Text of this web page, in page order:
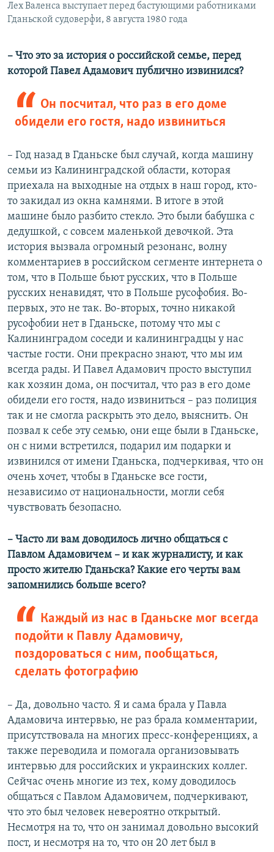
Лех Валенса выступает перед бастующими работниками
Гданьской судоверфи, 8 августа 1980 года
– Что это за история о российской семье, перед
которой Павел Адамович публично извинился?
Он посчитал, что раз в его доме
обидели его гостя, надо извиниться
– Год назад в Гданьске был случай, когда машину
семьи из Калининградской области, которая
приехала на выходные на отдых в наш город, кто-
то закидал из окна камнями. В итоге в этой
машине было разбито стекло. Это были бабушка с
дедушкой, с совсем маленькой девочкой. Эта
история вызвала огромный резонанс, волну
комментариев в российском сегменте интернета о
том, что в Польше бьют русских, что в Польше
русских ненавидят, что в Польше русофобия. Во-
первых, это не так. Во-вторых, точно никакой
русофобии нет в Гданьске, потому что мы с
Калининградом соседи и калининградцы у нас
частые гости. Они прекрасно знают, что мы им
всегда рады. И Павел Адамович просто выступил
как хозяин дома, он посчитал, что раз в его доме
обидели его гостя, надо извиниться – раз полиция
так и не смогла раскрыть это дело, выяснить. Он
позвал к себе эту семью, они еще были в Гданьске,
он с ними встретился, подарил им подарки и
извинился от имени Гданьска, подчеркивая, что он
очень хочет, чтобы в Гданьске все гости,
независимо от национальности, могли себя
чувствовать безопасно.
– Часто ли вам доводилось лично общаться с
Павлом Адамовичем – и как журналисту, и как
просто жителю Гданьска? Какие его черты вам
запомнились больше всего?
Каждый из нас в Гданьске мог всегда
подойти к Павлу Адамовичу,
поздороваться с ним, пообщаться,
сделать фотографию
– Да, довольно часто. Я и сама брала у Павла
Адамовича интервью, не раз брала комментарии,
присутствовала на многих пресс-конференциях, а
также переводила и помогала организовывать
интервью для российских и украинских коллег.
Сейчас очень многие из тех, кому доводилось
общаться с Павлом Адамовичем, подчеркивают,
что это был человек невероятно открытый.
Несмотря на то, что он занимал довольно высокий
пост, и несмотря на то, что он 20 лет был в